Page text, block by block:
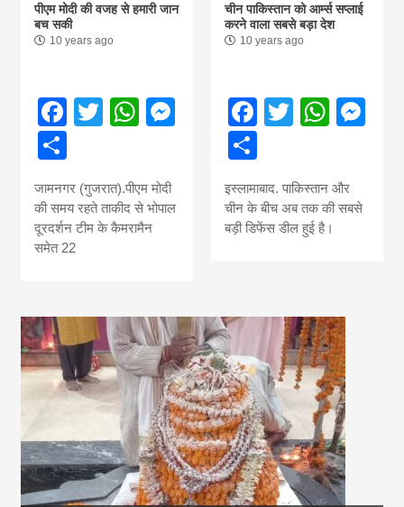
पीएम मोदी की वजह से हमारी जान
बच सकी
10 years ago
Facebook
TwitterWhatsApp
Messenger
जामनगर (गुजरात).पीएम मोदी
की समय रहते ताकीद से भोपाल
दूरदर्शन टीम के कैमरामैन
समेत 22
चीन पाकिस्तान को आर्म्स सप्लाई
करने वाला सबसे बड़ा देश
10 years ago
Facebook
Twitter
Share
इस्लामाबाद. पाकिस्तान और
चीन के बीच अब तक की सबसे
बड़ी डिफेंस डील हुई है।